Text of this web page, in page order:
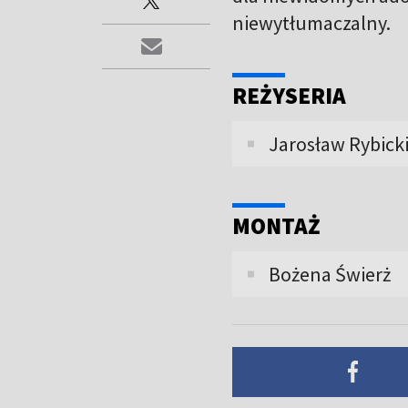
niewytłumaczalny.
REŻYSERIA
Jarosław Rybicki
MONTAŻ
Bożena Świerż